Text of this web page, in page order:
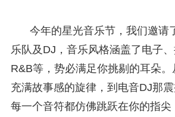
今年的星光音乐节，我们邀请
乐队及DJ，音乐风格涵盖了电子、
R&B等，势必满足你挑剔的耳朵
充满故事感的旋律，到电音DJ那震
每一个音符都仿佛跳跃在你的指